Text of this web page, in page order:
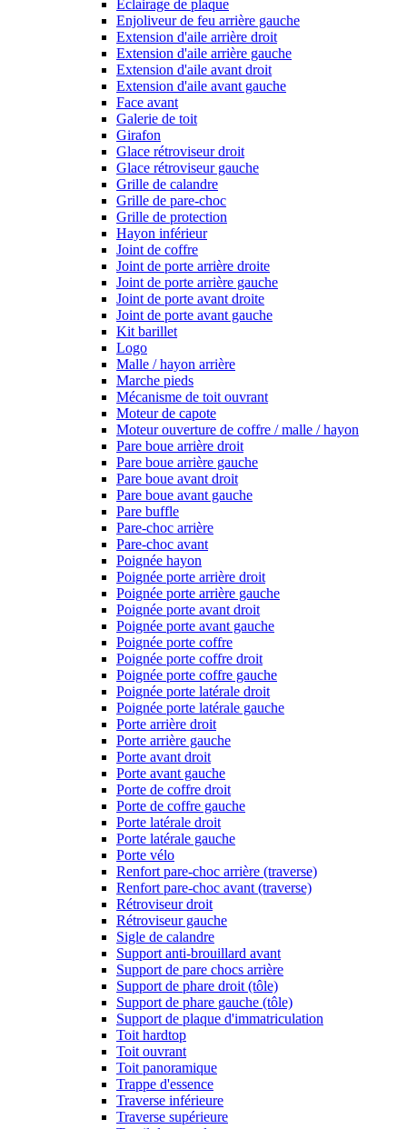
Eclairage de plaque
Enjoliveur de feu arrière gauche
Extension d'aile arrière droit
Extension d'aile arrière gauche
Extension d'aile avant droit
Extension d'aile avant gauche
Face avant
Galerie de toit
Girafon
Glace rétroviseur droit
Glace rétroviseur gauche
Grille de calandre
Grille de pare-choc
Grille de protection
Hayon inférieur
Joint de coffre
Joint de porte arrière droite
Joint de porte arrière gauche
Joint de porte avant droite
Joint de porte avant gauche
Kit barillet
Logo
Malle / hayon arrière
Marche pieds
Mécanisme de toit ouvrant
Moteur de capote
Moteur ouverture de coffre / malle / hayon
Pare boue arrière droit
Pare boue arrière gauche
Pare boue avant droit
Pare boue avant gauche
Pare buffle
Pare-choc arrière
Pare-choc avant
Poignée hayon
Poignée porte arrière droit
Poignée porte arrière gauche
Poignée porte avant droit
Poignée porte avant gauche
Poignée porte coffre
Poignée porte coffre droit
Poignée porte coffre gauche
Poignée porte latérale droit
Poignée porte latérale gauche
Porte arrière droit
Porte arrière gauche
Porte avant droit
Porte avant gauche
Porte de coffre droit
Porte de coffre gauche
Porte latérale droit
Porte latérale gauche
Porte vélo
Renfort pare-choc arrière (traverse)
Renfort pare-choc avant (traverse)
Rétroviseur droit
Rétroviseur gauche
Sigle de calandre
Support anti-brouillard avant
Support de pare chocs arrière
Support de phare droit (tôle)
Support de phare gauche (tôle)
Support de plaque d'immatriculation
Toit hardtop
Toit ouvrant
Toit panoramique
Trappe d'essence
Traverse inférieure
Traverse supérieure